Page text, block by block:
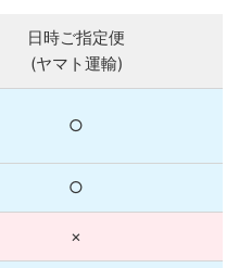
日時ご指定便
(ヤマト運輸)
○
○
×